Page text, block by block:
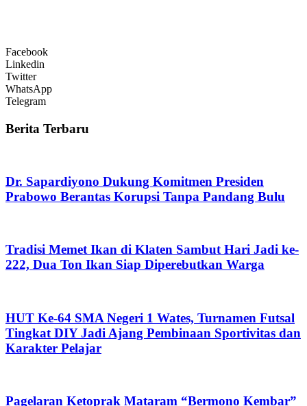
Facebook
Linkedin
Twitter
WhatsApp
Telegram
Berita Terbaru
Dr. Sapardiyono Dukung Komitmen Presiden
Prabowo Berantas Korupsi Tanpa Pandang Bulu
Tradisi Memet Ikan di Klaten Sambut Hari Jadi ke-
222, Dua Ton Ikan Siap Diperebutkan Warga
HUT Ke-64 SMA Negeri 1 Wates, Turnamen Futsal
Tingkat DIY Jadi Ajang Pembinaan Sportivitas dan
Karakter Pelajar
Pagelaran Ketoprak Mataram “Bermono Kembar”